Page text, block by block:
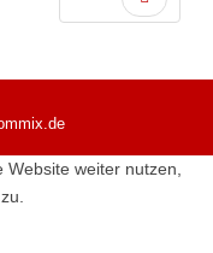
weiter nutzen,